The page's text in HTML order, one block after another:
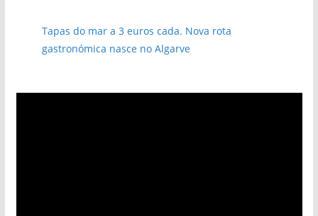
Tapas do mar a 3 euros cada. Nova rota
gastronómica nasce no Algarve